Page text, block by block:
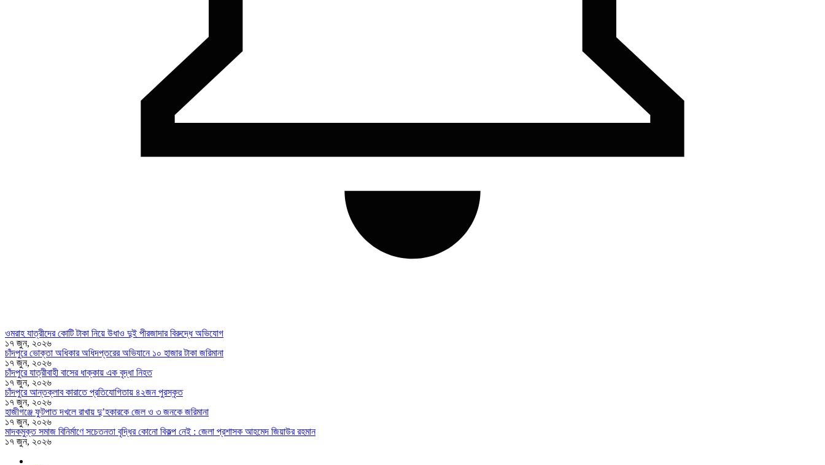
ওমরাহ যাত্রীদের কোটি টাকা নিয়ে উধাও দুই পীরজাদার বিরুদ্ধে অভিযোগ
১৭ জুন, ২০২৬
চাঁদপুরে ভোক্তা অধিকার অধিদপ্তরের অভিযানে ১০ হাজার টাকা জরিমানা
১৭ জুন, ২০২৬
চাঁদপুরে যাত্রীবাহী বাসের ধাক্কায় এক বৃদ্ধা নিহত
১৭ জুন, ২০২৬
চাঁদপুরে আন্তক্লাব কারাতে প্রতিযোগিতায় ৪২জন পুরস্কৃত
১৭ জুন, ২০২৬
হাজীগঞ্জে ফুটপাত দখলে রাখায় দু’হকারকে জেল ও ৩ জনকে জরিমানা
১৭ জুন, ২০২৬
মাদকমুক্ত সমাজ বিনির্মাণে সচেতনতা বৃদ্ধির কোনো বিকল্প নেই : জেলা প্রশাসক আহমেদ জিয়াউর রহমান
১৭ জুন, ২০২৬